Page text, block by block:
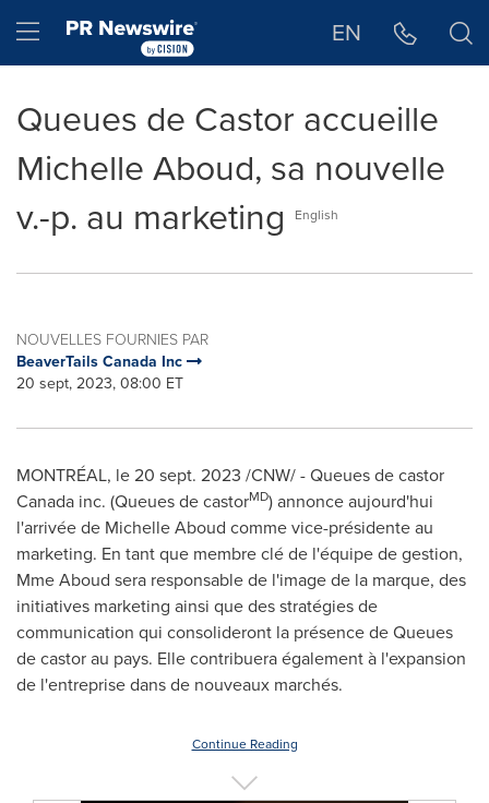
Hamburger menu EN
Queues de Castor accueille
Michelle Aboud, sa nouvelle
v.-p. au marketing
English
NOUVELLES FOURNIES PAR
BeaverTails Canada Inc
20 sept, 2023, 08:00 ET
MONTRÉAL, le20 sept. 2023 /CNW/ - Queues de castor
Canada inc. (Queues de castorMD) annonce aujourd'hui
l'arrivée de Michelle Aboud comme vice-présidente au
marketing. En tant que membre clé de l'équipe de gestion,
Mme Aboud sera responsable de l'image de la marque, des
initiatives marketing ainsi que des stratégies de
communication qui consolideront la présence de Queues
de castor au pays. Elle contribuera également à l'expansion
de l'entreprise dans de nouveaux marchés.
Continue Reading